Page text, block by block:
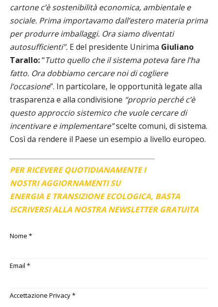
cartone c’è sostenibilità economica, ambientale e
sociale. Prima importavamo dall’estero materia prima
per produrre imballaggi. Ora siamo diventati
autosufficienti”. E del presidente Unirima Giuliano
Tarallo:“Tutto quello che il sistema poteva fare l’ha
fatto. Ora dobbiamo cercare noi di cogliere
l’occasione”. In particolare, le opportunità legate alla
trasparenza e alla condivisione “proprio perché c’è
questo approccio sistemico che vuole cercare di
incentivare e implementare”scelte comuni, di sistema.
Così da rendere il Paese un esempio a livello europeo.
PER RICEVERE QUOTIDIANAMENTE I
NOSTRI AGGIORNAMENTI SU
ENERGIA E TRANSIZIONE ECOLOGICA, BASTA
ISCRIVERSI ALLA NOSTRA NEWSLETTER GRATUITA
Nome *
Email *
Accettazione Privacy*